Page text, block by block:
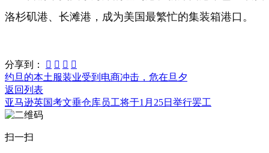
洛杉矶港、长滩港，成为美国最繁忙的集装箱港口。
分享到：    
约旦的本土服装业受到电商冲击，危在旦夕
返回列表
亚马逊英国考文垂仓库员工将于1月25日举行罢工
扫一扫